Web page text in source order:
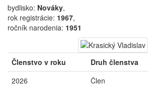
bydlisko: Nováky,
rok registrácie: 1967,
ročník narodenia: 1951
Členstvo v roku Druh členstva
2026
Člen